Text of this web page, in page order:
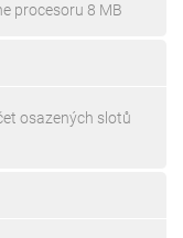
procesoru 8 MB
osazených slotů